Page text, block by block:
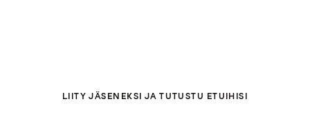
LIITY JÄSENEKSI JA TUTUSTU ETUIHISI